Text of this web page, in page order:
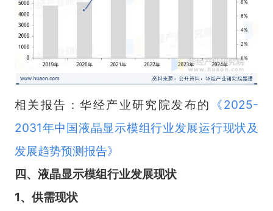
相关报告：华经产业研究院发布的 《2025-
2031年中国液晶显示模组行业发展运行现状及
发展趋势预测报告》
四、 液晶显示模组行业发展现状
1、供需现状